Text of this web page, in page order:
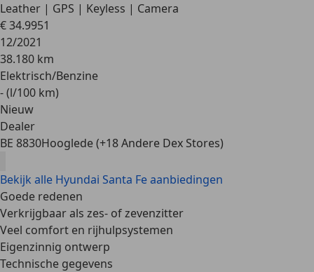
Leather | GPS | Keyless | Camera
€ 34.9951
12/2021
38.180 km
Elektrisch/Benzine
- (l/100 km)
Nieuw
Dealer
BE 8830Hooglede (+18 Andere Dex Stores)
Bekijk alle Hyundai Santa Fe aanbiedingen
Goede redenen
Verkrijgbaar als zes- of zevenzitter
Veel comfort en rijhulpsystemen
Eigenzinnig ontwerp
Technische gegevens